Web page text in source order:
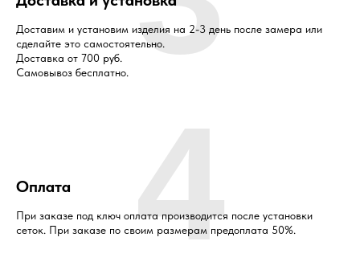
Доставим и установим изделия на 2-3 день после замера или
сделайте это самостоятельно.
Доставка от 700 руб.
Самовывоз бесплатно.
Оплата
При заказе под ключ оплата производится после установки
сеток. При заказе по своим размерам предоплата 50%.
4